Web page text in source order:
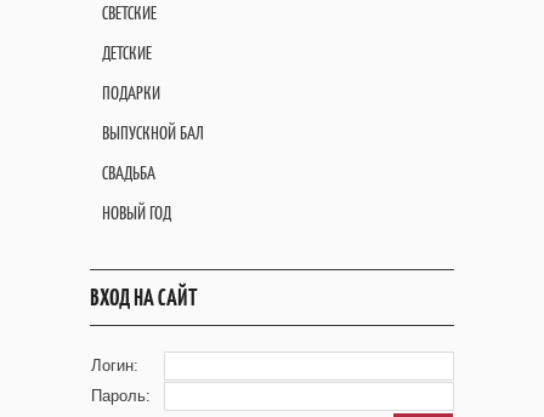
СВЕТСКИЕ
ДЕТСКИЕ
ПОДАРКИ
ВЫПУСКНОЙ БАЛ
СВАДЬБА
НОВЫЙ ГОД
ВХОД НА САЙТ
Логин:
Пароль: